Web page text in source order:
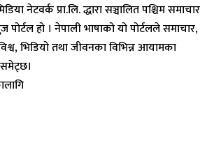
नेटवर्क प्रा.लि. द्धारा सञ्चालित पश्चिम समाचार
हो । नेपाली भाषाको यो पोर्टलले समाचार,
भिडियो तथा जीवनका विभिन्न आयामका